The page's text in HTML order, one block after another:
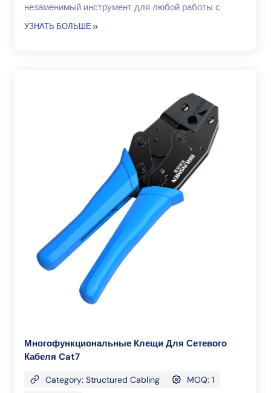
незаменимый инструмент для любой работы с
кабелем!
УЗНАТЬ БОЛЬШЕ
Многофункциональные Клещи Для Сетевого
Кабеля Cat7
Category: Structured Cabling
MOQ: 1